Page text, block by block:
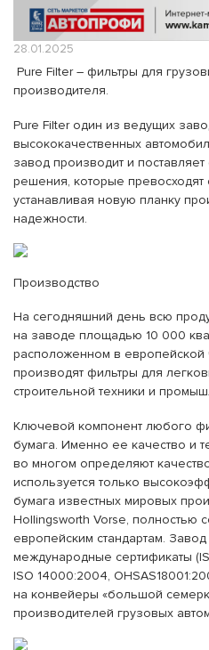
28.01.2025
Pure Filter – фильтры для
производителя.
Pure Filter один из ведущих
высококачественных
завод производит и
решения, которые превосходят
устанавливая новую планку
надежности.
Производство
На сегодняшний день всю
на заводе площадью 10 000
расположенном в европейской
производят фильтры для
строительной техники и
Ключевой компонент любого
бумага. Именно ее качество и
во многом определяют
используется только
бумага известных мировых
Hollingsworth Vorse, полностью
европейским стандартам.
международные сертификаты
ISO 14000:2004,
на конвейеры «большой
производителей грузовых